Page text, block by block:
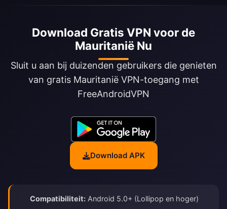
Download Gratis VPN voor de
Mauritanië Nu
Sluit u aan bij duizenden gebruikers die genieten
van gratis Mauritanië VPN-toegang met
FreeAndroidVPN
Download APK
Compatibiliteit: Android 5.0+ (Lollipop en hoger)